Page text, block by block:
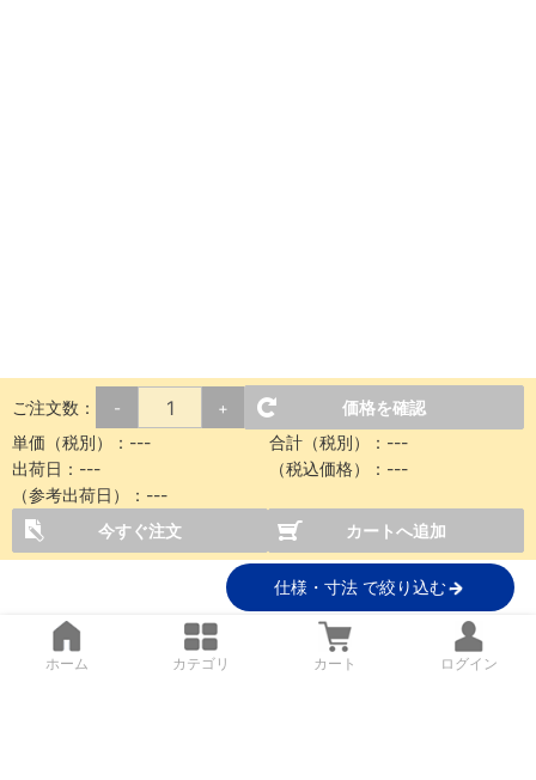
ご注文数： - +
価格を確認
単価（税別）： --- 合計（税別）： ---
出荷日： --- （税込価格）： ---
（参考出荷日）： ---
今すぐ注文
カートへ追加
仕様・寸法 で絞り込む
ホーム カテゴリ カート ログイン